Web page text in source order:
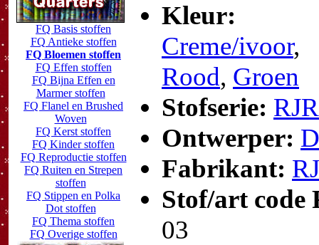
FQ Basis stoffen
FQ Antieke stoffen
FQ Bloemen stoffen
FQ Effen stoffen
FQ Bijna Effen en
Marmer stoffen
FQ Flanel en Brushed
Woven
FQ Kerst stoffen
FQ Kinder stoffen
FQ Reproductie stoffen
FQ Ruiten en Strepen
stoffen
FQ Stippen en Polka
Dot stoffen
FQ Thema stoffen
FQ Overige stoffen
Kleur:
Creme/ivoor,
Rood, Groen
Stofserie:
Ontwerper:
Fabrikant:
Stof/art
03